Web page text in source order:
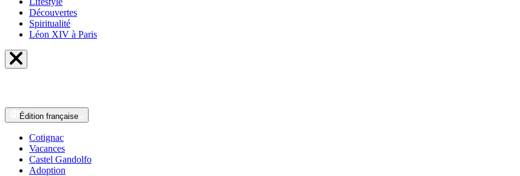
Découvertes
Spiritualité
Léon XIV à Paris
Édition française
Cotignac
Vacances
Castel Gandolfo
Adoption